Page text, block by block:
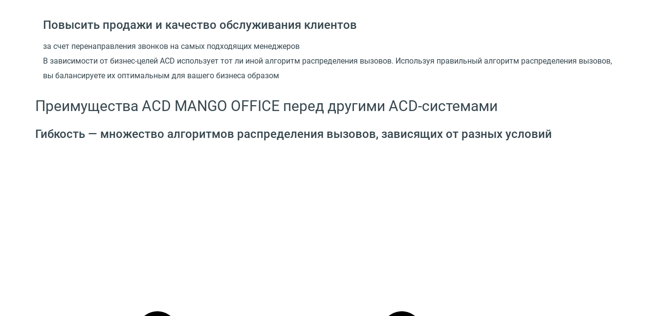
Повысить продажи и качество обслуживания клиентов
за счет перенаправления звонков на самых подходящих менеджеров
В зависимости от бизнес-целей ACD использует тот ли иной алгоритм распределения вызовов. Используя правильный алгоритм распределения вызовов,
вы балансируете их оптимальным для вашего бизнеса образом
Преимущества ACD MANGO OFFICE перед другими ACD-системами
Гибкость — множество алгоритмов распределения вызовов, зависящих от разных условий